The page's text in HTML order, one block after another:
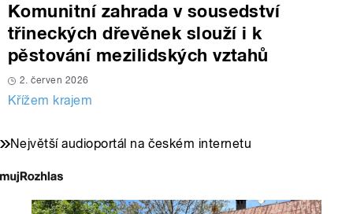
Komunitní zahrada v sousedství
třineckých dřevěnek slouží i k
pěstování mezilidských vztahů
2. červen 2026
Křížem krajem
Největší audioportál na českém internetu